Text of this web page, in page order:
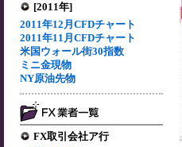
[2011年]
2011年12月CFDチャート
2011年11月CFDチャート
米国ウォール街30指数
ミニ金現物
NY原油先物
FX取引会社ア行